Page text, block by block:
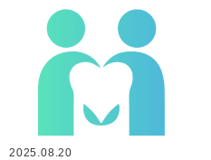
2025.08.20